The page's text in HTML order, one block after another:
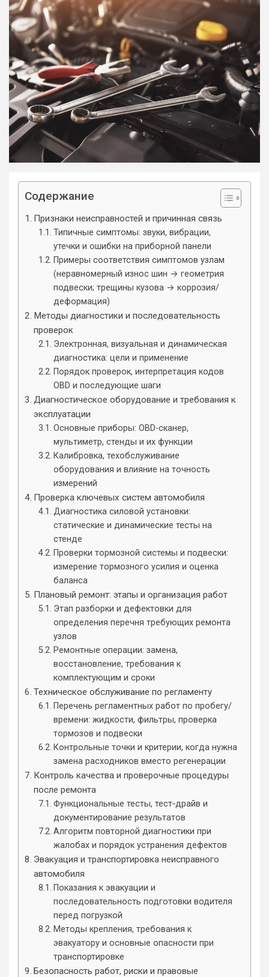
Содержание
Признаки неисправностей и причинная связь
Типичные симптомы: звуки, вибрации,
утечки и ошибки на приборной панели
Примеры соответствия симптомов узлам
(неравномерный износ шин → геометрия
подвески; трещины кузова → коррозия/
деформация)
Методы диагностики и последовательность
проверок
Электронная, визуальная и динамическая
диагностика: цели и применение
Порядок проверок, интерпретация кодов
OBD и последующие шаги
Диагностическое оборудование и требования к
эксплуатации
Основные приборы: OBD-сканер,
мультиметр, стенды и их функции
Калибровка, техобслуживание
оборудования и влияние на точность
измерений
Проверка ключевых систем автомобиля
Диагностика силовой установки:
статические и динамические тесты на
стенде
Проверки тормозной системы и подвески:
измерение тормозного усилия и оценка
баланса
Плановый ремонт: этапы и организация работ
Этап разборки и дефектовки для
определения перечня требующих ремонта
узлов
Ремонтные операции: замена,
восстановление, требования к
комплектующим и сроки
Техническое обслуживание по регламенту
Перечень регламентных работ по пробегу/
времени: жидкости, фильтры, проверка
тормозов и подвески
Контрольные точки и критерии, когда нужна
замена расходников вместо регенерации
Контроль качества и проверочные процедуры
после ремонта
Функциональные тесты, тест‑драйв и
документирование результатов
Алгоритм повторной диагностики при
жалобах и порядок устранения дефектов
Эвакуация и транспортировка неисправного
автомобиля
Показания к эвакуации и
последовательность подготовки водителя
перед погрузкой
Методы крепления, требования к
эвакуатору и основные опасности при
транспортировке
Безопасность работ, риски и правовые